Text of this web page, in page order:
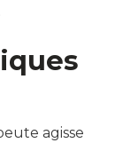
agisse